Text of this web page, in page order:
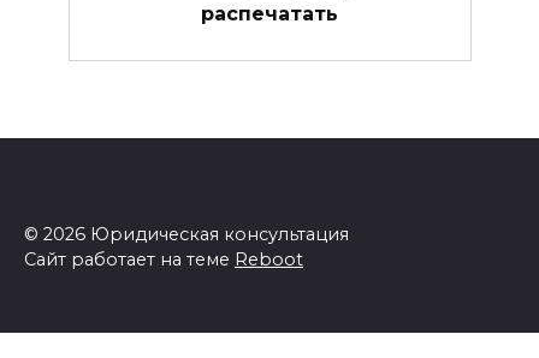
распечатать
© 2026 Юридическая консультация
Сайт работает на теме Reboot